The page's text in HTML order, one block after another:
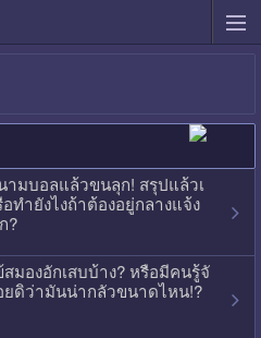
มบอลแล้วขนลุก! สรุปแล้วเ
ทำยังไงถ้าต้องอยู่กลางแจ้ง
?
สมองอักเสบบ้าง? หรือมีคนรู้จั
ยดิว่ามันน่ากลัวขนาดไหน!?